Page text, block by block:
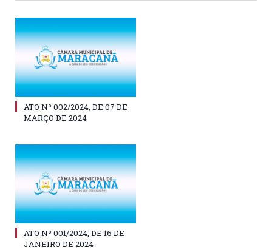
ATO Nº 002/2024, DE 07 DE
MARÇO DE 2024
ATO Nº 001/2024, DE 16 DE
JANEIRO DE 2024